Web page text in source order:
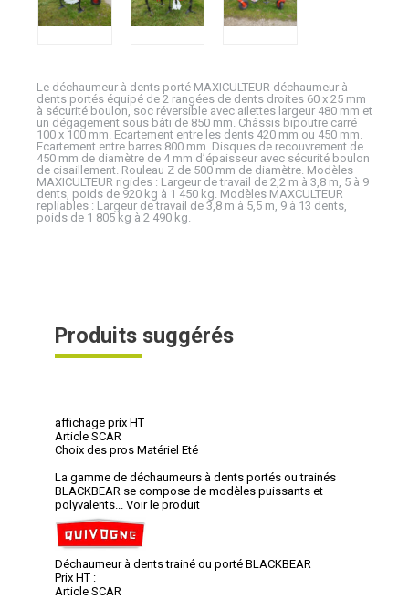
Le déchaumeur à dents porté MAXICULTEUR déchaumeur à
dents portés équipé de 2 rangées de dents droites 60 x 25 mm
à sécurité boulon, soc réversible avec ailettes largeur 480 mm et
un dégagement sous bâti de 850 mm. Châssis bipoutre carré
100 x 100 mm. Ecartement entre les dents 420 mm ou 450 mm.
Ecartement entre barres 800 mm. Disques de recouvrement de
450 mm de diamètre de 4 mm d’épaisseur avec sécurité boulon
de cisaillement. Rouleau Z de 500 mm de diamètre. Modèles
MAXICULTEUR rigides : Largeur de travail de 2,2 m à 3,8 m, 5 à 9
dents, poids de 920 kg à 1 450 kg. Modèles MAXCULTEUR
repliables : Largeur de travail de 3,8 m à 5,5 m, 9 à 13 dents,
poids de 1 805 kg à 2 490 kg.
Produits suggérés
affichage prix HT
Article SCAR
Choix des pros Matériel Eté
La gamme de déchaumeurs à dents portés ou trainés
BLACKBEAR se compose de modèles puissants et
polyvalents...
Voir le produit
Déchaumeur à dents trainé ou porté BLACKBEAR
Prix HT :
Article SCAR